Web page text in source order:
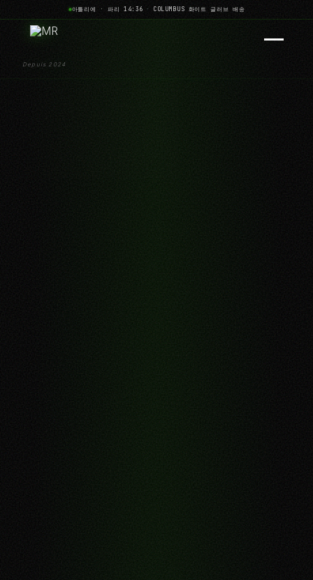
아틀리에 · 파리 14:36 · COLUMBUS 화이트 글러브 배송
Depuis 2024